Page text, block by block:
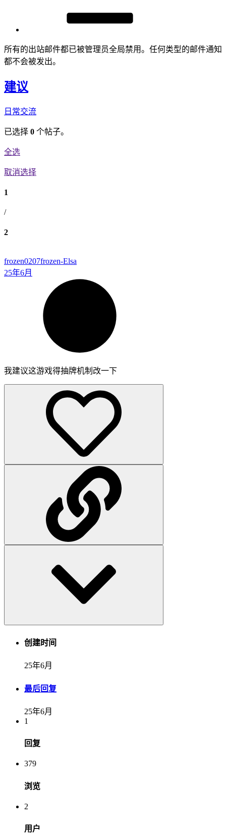
所有的出站邮件都已被管理员全局禁用。任何类型的邮件通知
都不会被发出。
建议
日常交流
已选择 0 个帖子。
全选
取消选择
1
/
2
frozen0207frozen-Elsa
25年6月
我建议这游戏得抽牌机制改一下
创建时间
25年6月
最后回复
25年6月
1
回复
379
浏览
2
用户